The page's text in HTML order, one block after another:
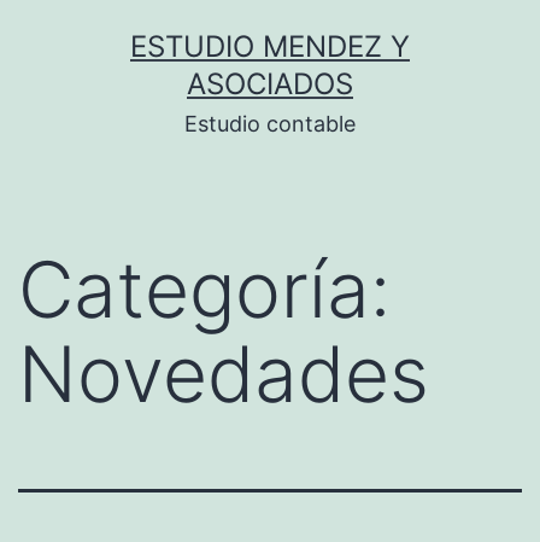
ESTUDIO MENDEZ Y
ASOCIADOS
Estudio contable
Categoría:
Novedades